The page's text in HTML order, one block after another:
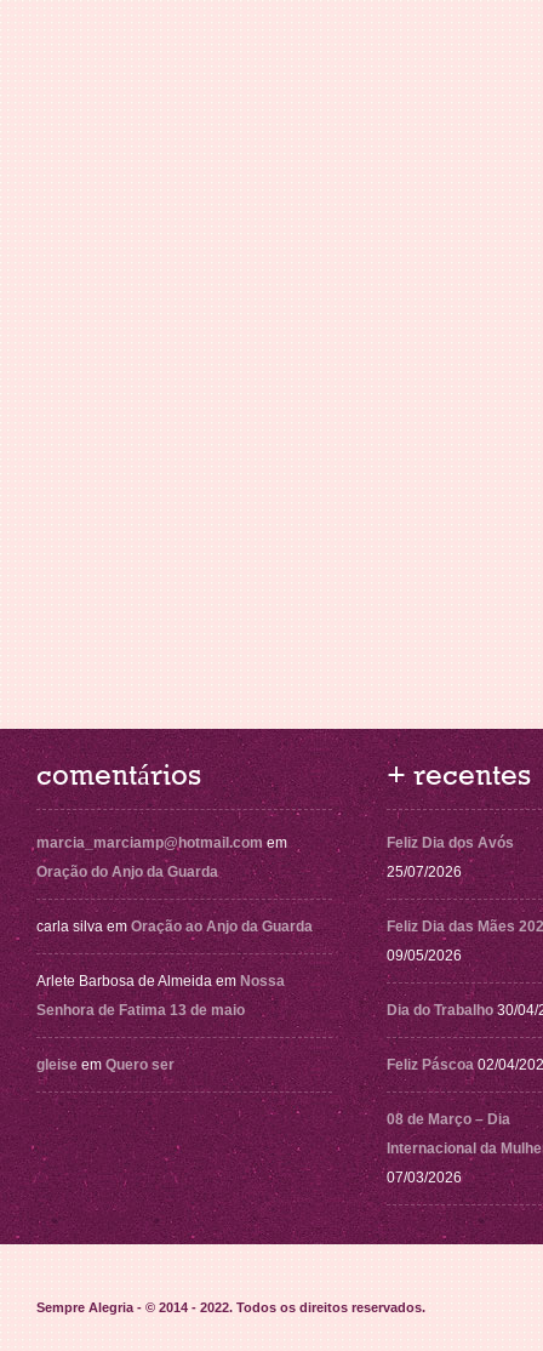
comentários
marcia_marciamp@hotmail.com em
Oração do Anjo da Guarda
carla silva em Oração ao Anjo da Guarda
Arlete Barbosa de Almeida em Nossa
Senhora de Fatima 13 de maio
gleise em Quero ser
+ recentes
Feliz Dia dos Avós
25/07/2026
Feliz Dia das Mães
09/05/2026
Dia do Trabalho 30/04/
Feliz Páscoa 02/04/
08 de Março – Dia
Internacional da
07/03/2026
Sempre Alegria - © 2014 - 2022. Todos os direitos reservados.